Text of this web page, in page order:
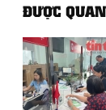
ĐƯỢC